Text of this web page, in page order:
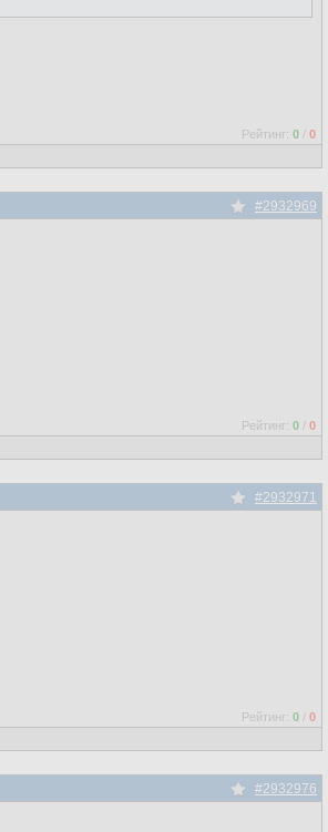
Рейтинг: 0 / 0
#2932969
Рейтинг: 0 / 0
#2932971
Рейтинг: 0 / 0
#2932976